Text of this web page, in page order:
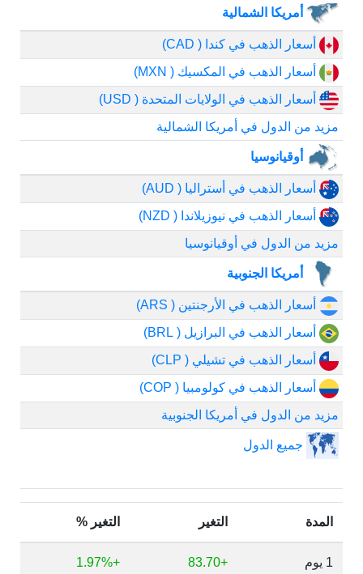
أمريكا الشمالية
أسعار الذهب في كندا ( CAD)
أسعار الذهب في المكسيك ( MXN)
أسعار الذهب في الولايات المتحدة ( USD)
مزيد من الدول في أمريكا الشمالية
أوقيانوسيا
أسعار الذهب في أستراليا ( AUD)
أسعار الذهب في نيوزيلاندا ( NZD)
مزيد من الدول في أوقيانوسيا
أمريكا الجنوبية
أسعار الذهب في الأرجنتين ( ARS)
أسعار الذهب في البرازيل ( BRL)
أسعار الذهب في تشيلي ( CLP)
أسعار الذهب في كولومبيا ( COP)
مزيد من الدول في أمريكا الجنوبية
جميع الدول
المدة التغير التغير %
1 يوم +83.70
+1.97%